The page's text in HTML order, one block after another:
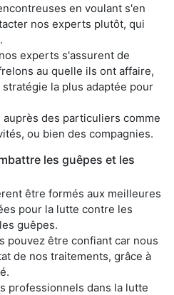
en voulant s'en
nos experts plutôt, qui
experts s'assurent de
au quelle ils ont affaire,
la plus adaptée pour
des particuliers comme
ou bien des compagnies.
les guêpes et les
être formés aux meilleures
pour la lutte contre les
guêpes.
pouvez être confiant car nous
de nos traitements, grâce à
professionnels dans la lutte